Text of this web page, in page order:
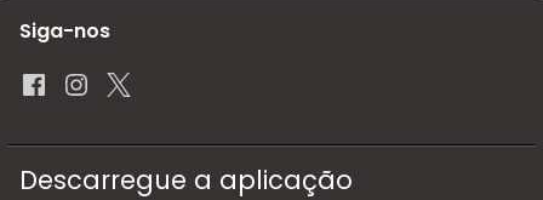
Siga-nos
Descarregue a aplicação